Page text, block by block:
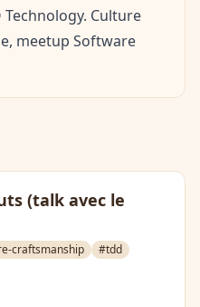
Technology. Culture
meetup Software
(talk avec le
craftsmanship
#tdd